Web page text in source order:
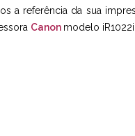
a referência da sua
Canon modelo